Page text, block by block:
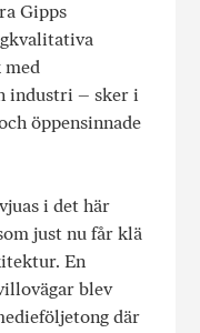
Gipps
med
industri – sker i
öppensinnade
i det här
just nu får klä
En
blev
där